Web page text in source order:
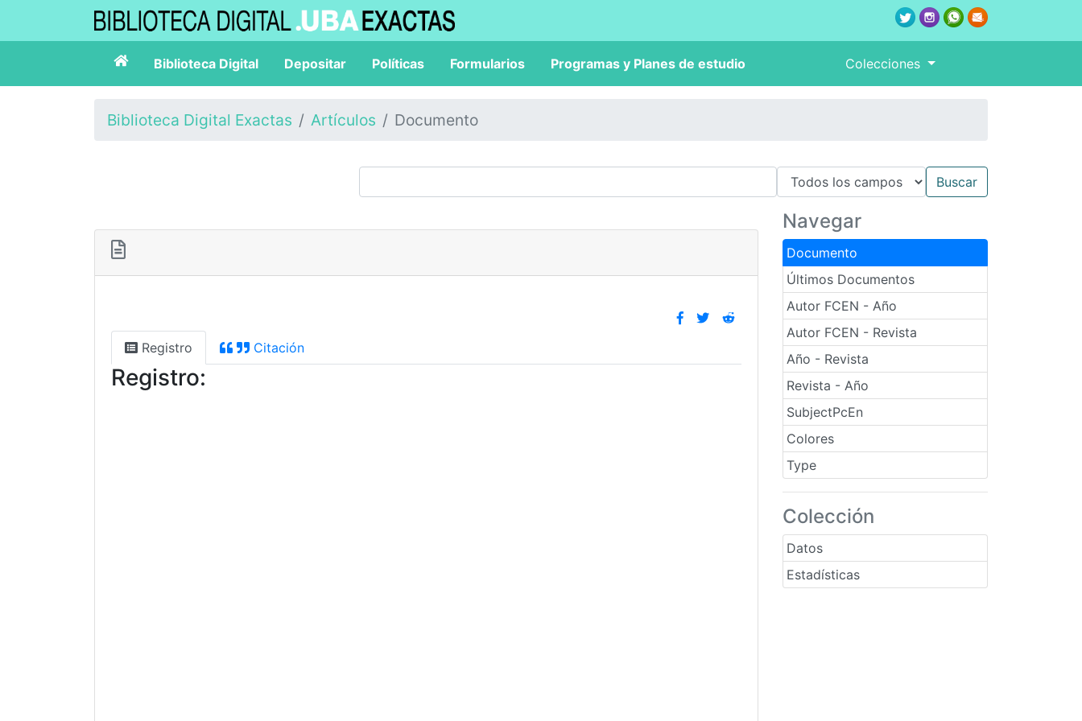
Biblioteca Digital Depositar Políticas Formularios Programas y Planes de estudio Colecciones
Biblioteca Digital Exactas Artículos Documento
Navegar
Documento
Últimos Documentos
Autor FCEN - Año
Autor FCEN - Revista
Año - Revista
Revista - Año
SubjectPcEn
Colores
Type
Colección
Datos
Estadísticas
Registro Citación
Registro: